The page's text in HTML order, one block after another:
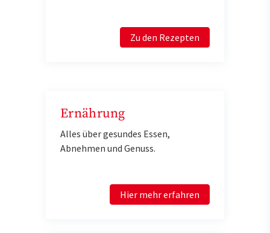
Zu den Rezepten
Ernährung
Alles über gesundes Essen,
Abnehmen und Genuss.
Hier mehr erfahren